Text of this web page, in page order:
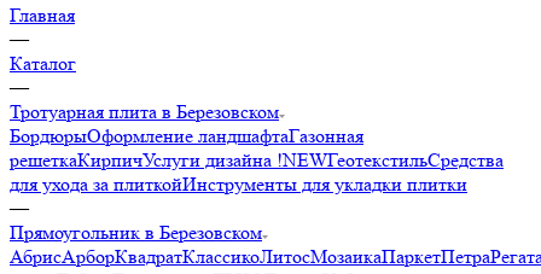
Главная
—
Каталог
—
Тротуарная плита в Березовском
БордюрыОформление ландшафтаГазонная
решеткаКирпичУслуги дизайна !NEWГеотекстильСредства
для ухода за плиткойИнструменты для укладки плитки
—
Прямоугольник в Березовском
АбрисАрборКвадратКлассикоЛитосМозаикаПаркетПетра